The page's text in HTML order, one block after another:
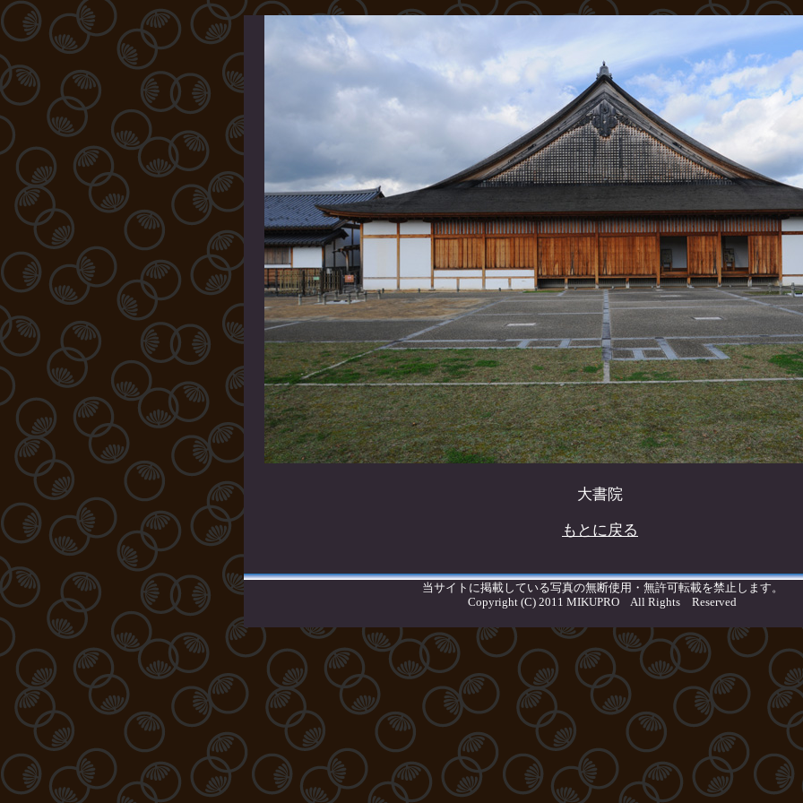
大書院
もとに戻る
当サイトに掲載している写真の無断使用・無許可転載を禁止します。
Copyright (C) 2011 MIKUPRO All Rights Reserved